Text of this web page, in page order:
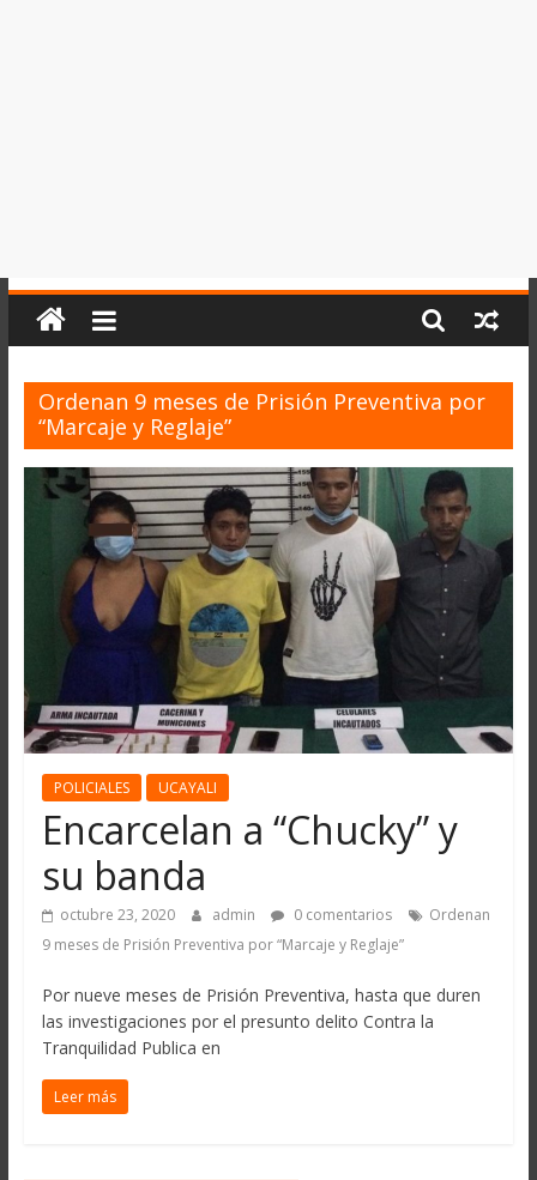
Ordenan 9 meses de Prisión Preventiva por
“Marcaje y Reglaje”
POLICIALES UCAYALI
Encarcelan a “Chucky” y
su banda
octubre 23, 2020 admin 0 comentarios
Ordenan
9 meses de Prisión Preventiva por “Marcaje y Reglaje”
Por nueve meses de Prisión Preventiva, hasta que duren
las investigaciones por el presunto delito Contra la
Tranquilidad Publica en
Leer más